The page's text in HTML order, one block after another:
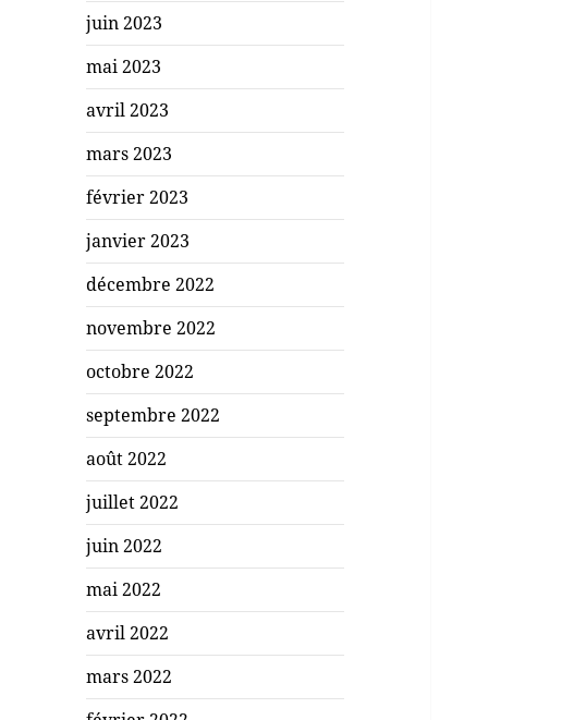
juin 2023
mai 2023
avril 2023
mars 2023
février 2023
janvier 2023
décembre 2022
novembre 2022
octobre 2022
septembre 2022
août 2022
juillet 2022
juin 2022
mai 2022
avril 2022
mars 2022